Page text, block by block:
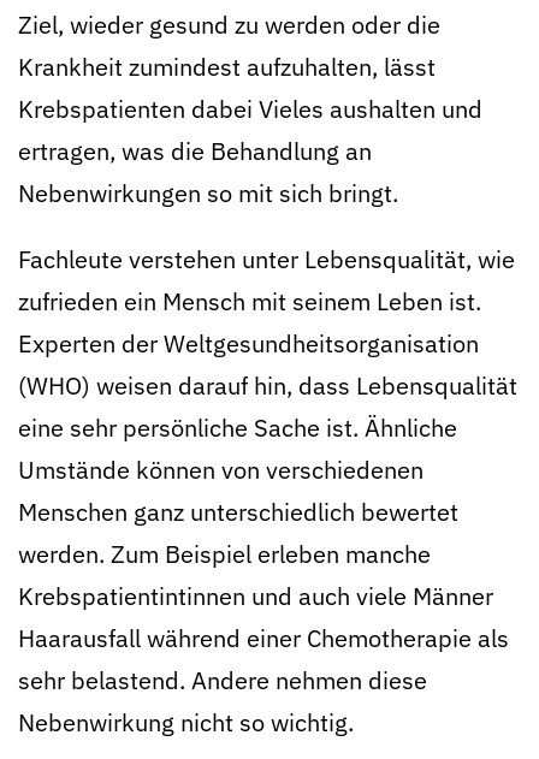
Ziel, wieder gesund zu werden oder die
Krankheit zumindest aufzuhalten, lässt
Krebspatienten dabei Vieles aushalten und
ertragen, was die Behandlung an
Nebenwirkungen so mit sich bringt.
Fachleute verstehen unter Lebensqualität, wie
zufrieden ein Mensch mit seinem Leben ist.
Experten der Weltgesundheitsorganisation
(WHO) weisen darauf hin, dass Lebensqualität
eine sehr persönliche Sache ist. Ähnliche
Umstände können von verschiedenen
Menschen ganz unterschiedlich bewertet
werden. Zum Beispiel erleben manche
Krebspatientintinnen und auch viele Männer
Haarausfall während einer Chemotherapie als
sehr belastend. Andere nehmen diese
Nebenwirkung nicht so wichtig.